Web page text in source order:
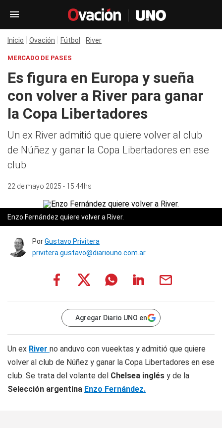
Inicio Ovación Fútbol River
MERCADO DE PASES
Es figura en Europa y sueña
con volver a River para ganar
la Copa Libertadores
Un ex River admitió que quiere volver al club
de Núñez y ganar la Copa Libertadores en ese
club
22 de mayo 2025 - 15:44hs
Enzo Fernández quiere volver a River.
PorGustavo Privitera
privitera.gustavo@diariouno.com.ar
Agregar Diario UNO en
Un ex River no anduvo con vueektas y admitió que quiere
volver al club de Núñez y ganar la Copa Libertadores en ese
club. Se trata del volante del Chelsea inglés y de la
Selección argentina Enzo Fernández.